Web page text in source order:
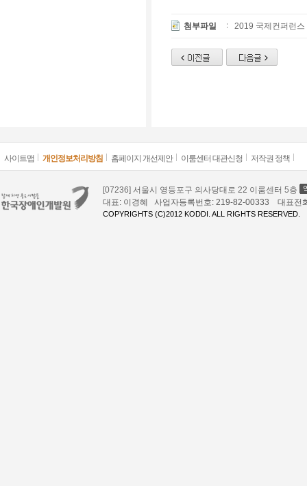
첨부파일 2019 국제컨퍼런
사이트맵 개인정보처리방침 홈페이지 개선제안 이룸센터 대관신청 저작권 정책
[07236] 서울시 영등포구 의사당대로 22 이룸센터 5층
대표: 이경혜 사업자등록번호: 219-82-00333 대표
COPYRIGHTS (C)2012 KODDI. ALL RIGHTS RESERVED.